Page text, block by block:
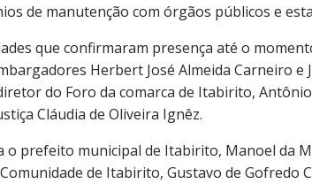
de manutenção com órgãos públicos e
que confirmaram presença até o
Herbert José Almeida Carneiro
do Foro da comarca de Itabirito,
Cláudia de Oliveira Ignêz.
o prefeito municipal de Itabirito, Manoel da
de Itabirito, Gustavo de Gofredo